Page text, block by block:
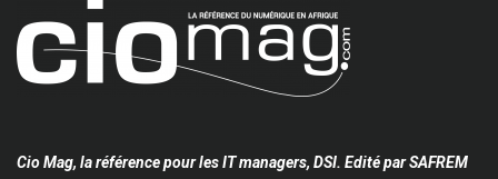
Cio Mag, la référence pour les IT managers, DSI. Edité par SAFREM